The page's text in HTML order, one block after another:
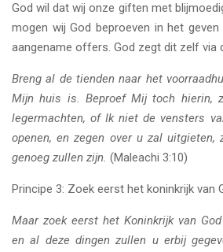
God wil dat wij onze giften met
mogen wij God beproeven in het
aangename offers. God zegt dit zelf via
Breng al de tienden naar het
Mijn huis is. Beproef Mij toch hierin,
legermachten, of Ik niet de vensters
openen, en zegen over u zal uitgieten,
genoeg zullen zijn. (Maleachi 3:10)
Principe 3: Zoek eerst het koninkrijk van
Maar zoek eerst het Koninkrijk van
en al deze dingen zullen u erbij